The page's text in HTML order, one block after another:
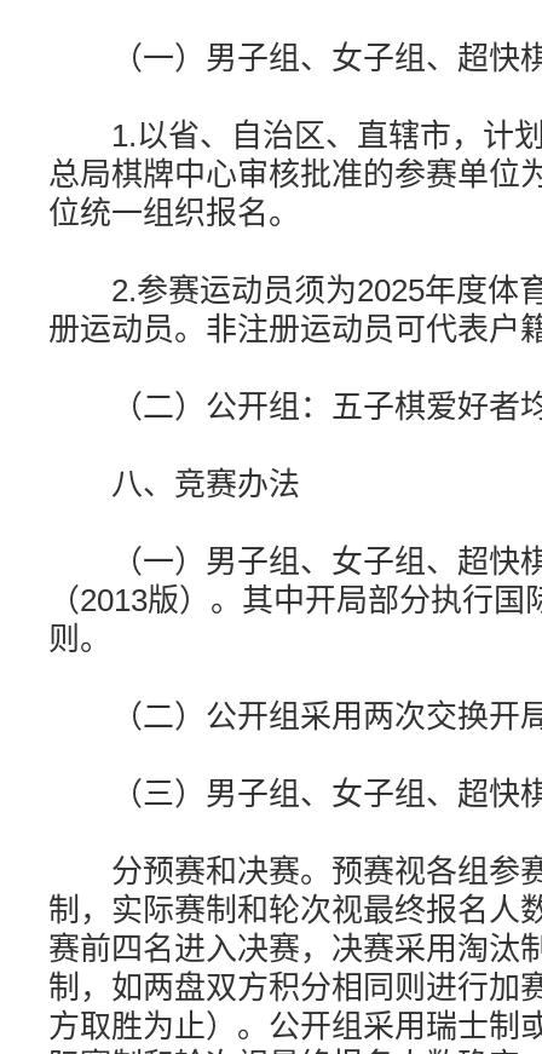
（一）男子组、女子组、超快
1.以省、自治区、直辖市，计划
总局棋牌中心审核批准的参赛单位
位统一组织报名。
2.参赛运动员须为2025年度体
册运动员。非注册运动员可代表户
（二）公开组：五子棋爱好者
八、竞赛办法
（一）男子组、女子组、超快
（2013版）。其中开局部分执行
则。
（二）公开组采用两次交换开
（三）男子组、女子组、超快
分预赛和决赛。预赛视各组参
制，实际赛制和轮次视最终报名人
赛前四名进入决赛，决赛采用淘汰
制，如两盘双方积分相同则进行加
方取胜为止）。公开组采用瑞士制